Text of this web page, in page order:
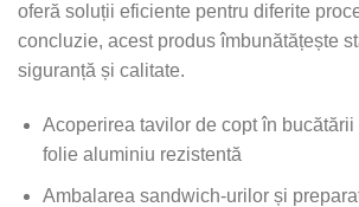
oferă soluții eficiente pentru diferite
concluzie, acest produs îmbunătățește
siguranță și calitate.
Acoperirea tavilor de copt în
folie aluminiu rezistentă
Ambalarea sandwich-urilor și